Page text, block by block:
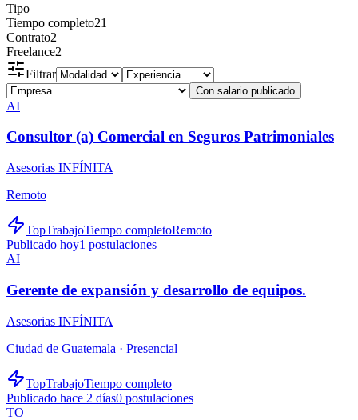
Tipo
Tiempo completo21
Contrato2
Freelance2
Filtrar
Con salario publicado
AI
Consultor (a) Comercial en Seguros Patrimoniales
Asesorias INFÍNITA
Remoto
TopTrabajoTiempo completoRemoto
Publicado hoy1 postulaciones
AI
Gerente de expansión y desarrollo de equipos.
Asesorias INFÍNITA
Ciudad de Guatemala · Presencial
TopTrabajoTiempo completo
Publicado hace 2 días0 postulaciones
TO